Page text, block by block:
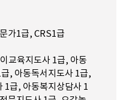
가1급, CRS1급
교육지도사 1급, 아동
, 아동독서지도사 1급,
1급, 아동복지상담사 1